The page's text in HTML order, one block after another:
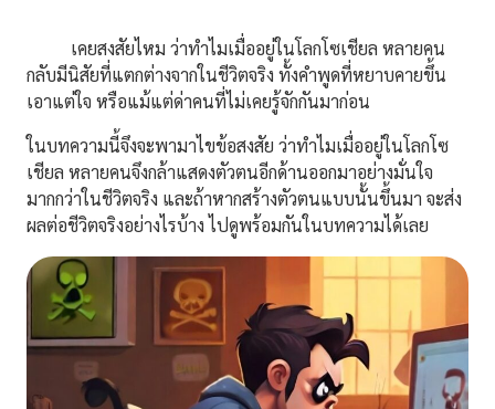
เคยสงสัยไหม ว่าทำไมเมื่ออยู่ในโลกโซเชียล หลายคน
กลับมีนิสัยที่แตกต่างจากในชีวิตจริง ทั้งคำพูดที่หยาบคายขึ้น
เอาแต่ใจ หรือแม้แต่ด่าคนที่ไม่เคยรู้จักกันมาก่อน
ในบทความนี้จึงจะพามาไขข้อสงสัย ว่าทำไมเมื่ออยู่ในโลกโซ
เชียล หลายคนจึงกล้าแสดงตัวตนอีกด้านออกมาอย่างมั่นใจ
มากกว่าในชีวิตจริง และถ้าหากสร้างตัวตนแบบนั้นขึ้นมา จะส่ง
ผลต่อชีวิตจริงอย่างไรบ้าง ไปดูพร้อมกันในบทความได้เลย